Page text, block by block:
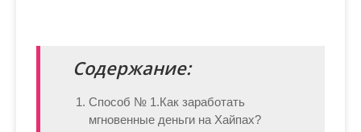
Содержание:
Способ № 1.Как заработать
мгновенные деньги на Хайпах?